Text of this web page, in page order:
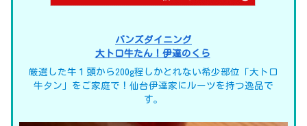
バンズダイニング
大トロ牛たん！伊達のくら
厳選した牛１頭から200g程しかとれない希少部位「大トロ
牛タン」をご家庭で！仙台伊達家にルーツを持つ逸品で
す。